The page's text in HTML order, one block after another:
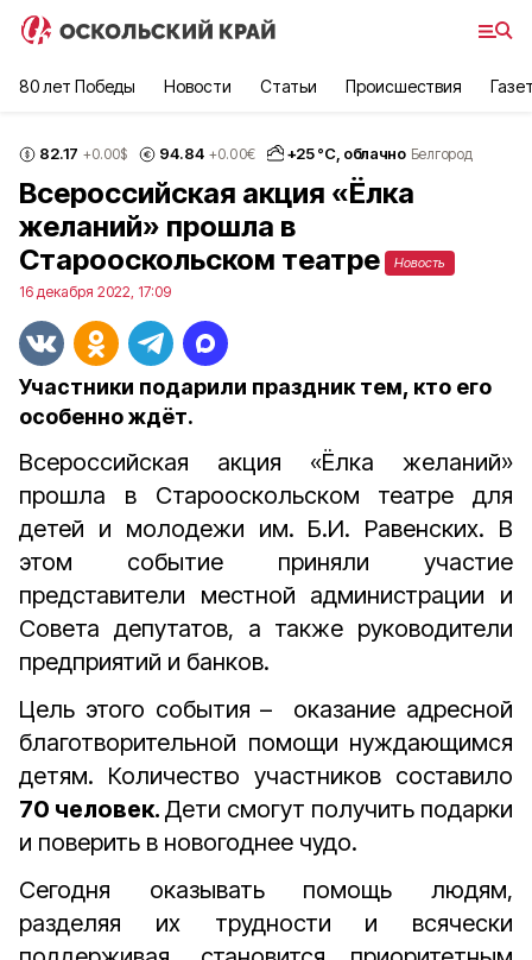
80 лет Победы Новости Статьи Происшествия
82.17 +0.00$ 94.84 +0.00€ +25°С, облачно Белгород
Всероссийская акция «Ёлка
желаний» прошла в
Старооскольском театре
Новость
16 декабря 2022, 17:09
Участники подарили праздник тем, кто его
особенно ждёт.
Всероссийская акция «Ёлка желаний»
прошла в Старооскольском театре для
детей и молодежи им. Б.И. Равенских. В
этом событие приняли участие
представители местной администрации и
Совета депутатов, а также руководители
предприятий и банков.
Цель этого события – оказание адресной
благотворительной помощи нуждающимся
детям. Количество участников составило
70 человек. Дети смогут получить подарки
и поверить в новогоднее чудо.
Сегодня оказывать помощь людям,
разделяя их трудности и всячески